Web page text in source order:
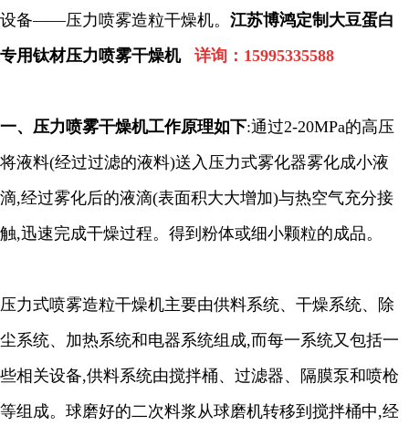
设备——压力喷雾造粒干燥机。 江苏博鸿定制大豆蛋白
专用钛材压力喷雾干燥机 详询： 15995335588
一、 压力喷雾干燥机工作原理如下:通过2-20MPa的高压
将液料(经过过滤的液料)送入压力式雾化器雾化成小液
滴,经过雾化后的液滴(表面积大大增加)与热空气充分接
触,迅速完成干燥过程。得到粉体或细小颗粒的成品。
压力式喷雾造粒干燥机主要由供料系统、干燥系统、除
尘系统、加热系统和电器系统组成,而每一系统又包括一
些相关设备,供料系统由搅拌桶、过滤器、隔膜泵和喷枪
等组成。球磨好的二次料浆从球磨机转移到搅拌桶中,经